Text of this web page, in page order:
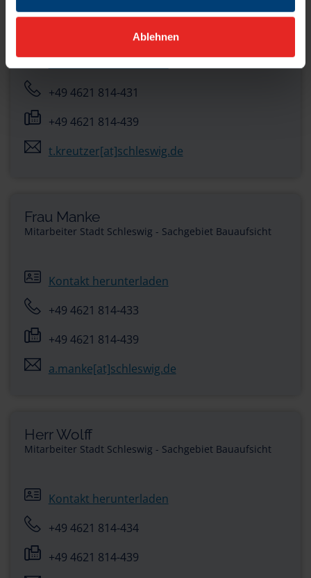
Ablehnen
Mitarbeiter Stadt Schleswig - Sachgebiet Bauaufsicht
+49 4621 814-431
+49 4621 814-439
t.kreutzer[at]schleswig.de
Frau Manke
Mitarbeiter Stadt Schleswig - Sachgebiet Bauaufsicht
Kontakt herunterladen
+49 4621 814-433
+49 4621 814-439
a.manke[at]schleswig.de
Herr Wolff
Mitarbeiter Stadt Schleswig - Sachgebiet Bauaufsicht
Kontakt herunterladen
+49 4621 814-434
+49 4621 814-439